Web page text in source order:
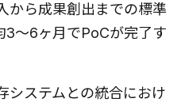
から成果創出までの標準
3〜6ヶ月でPoCが完了す
システムとの統合におけ